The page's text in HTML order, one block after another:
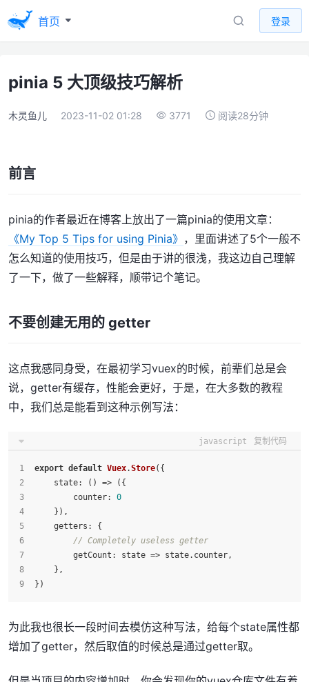
首页 登录
pinia 5 大顶级技巧解析
木灵鱼儿 2023-11-02 01:28 3771 阅读28分钟
前言
pinia的作者最近在博客上放出了一篇pinia的使用文章：
《My Top 5 Tips for using Pinia》 ，里面讲述了5个一般不
怎么知道的使用技巧，但是由于讲的很浅，我这边自己理解
了一下，做了一些解释，顺带记个笔记。
不要创建无用的 getter
这点我感同身受，在最初学习vuex的时候，前辈们总是会
说，getter有缓存，性能会更好，于是，在大多数的教程
中，我们总是能看到这种示例写法：
javascript 复制代码
export default Vuex.Store({
state: () => ({
counter: 0
    }),
getters : {
// Completely useless getter
getCount : state => state. counter,
    },
})
为此我也很长一段时间去模仿这种写法，给每个state属性都
增加了getter，然后取值的时候总是通过getter取。